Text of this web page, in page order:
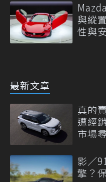
與縱
性與
最新文章
真的
遭經
市場
影／
擎？